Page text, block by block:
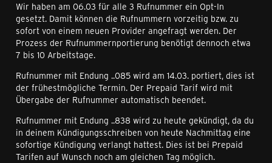
Wir haben am 06.03 für alle 3 Rufnummer ein Opt-In
gesetzt. Damit können die Rufnummern vorzeitig bzw. zu
sofort von einem neuen Provider angefragt werden. Der
Prozess der Rufnummernportierung benötigt dennoch etwa
7 bis 10 Arbeitstage.
Rufnummer mit Endung ..085 wird am 14.03. portiert, dies ist
der frühestmögliche Termin. Der Prepaid Tarif wird mit
Übergabe der Rufnummer automatisch beendet.
Rufnummer mit Endung ..838 wird zu heute gekündigt, da du
in deinem Kündigungsschreiben von heute Nachmittag eine
sofortige Kündigung verlangt hattest. Dies ist bei Prepaid
Tarifen auf Wunsch noch am gleichen Tag möglich.